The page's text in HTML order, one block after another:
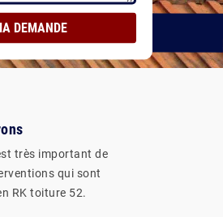
très important de
qui sont
RK toiture 52.